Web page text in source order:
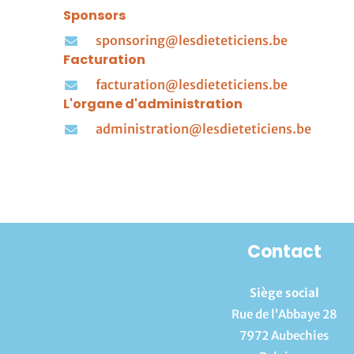
b
o
o
k
-
a
g
r
a
m
i
n
n
Sponsors
sponsoring@lesdieteticiens.be
Facturation
facturation@lesdieteticiens.be
L'organe d'administration
administration@lesdieteticiens.be
Contact
Siège social
Rue de l’Abbaye 28
7972 Aubechies